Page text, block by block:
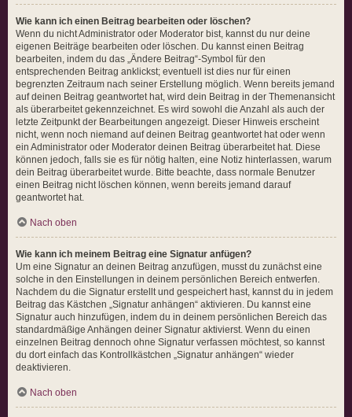
Wie kann ich einen Beitrag bearbeiten oder löschen?
Wenn du nicht Administrator oder Moderator bist, kannst du nur deine
eigenen Beiträge bearbeiten oder löschen. Du kannst einen Beitrag
bearbeiten, indem du das „Ändere Beitrag“-Symbol für den
entsprechenden Beitrag anklickst; eventuell ist dies nur für einen
begrenzten Zeitraum nach seiner Erstellung möglich. Wenn bereits jemand
auf deinen Beitrag geantwortet hat, wird dein Beitrag in der Themenansicht
als überarbeitet gekennzeichnet. Es wird sowohl die Anzahl als auch der
letzte Zeitpunkt der Bearbeitungen angezeigt. Dieser Hinweis erscheint
nicht, wenn noch niemand auf deinen Beitrag geantwortet hat oder wenn
ein Administrator oder Moderator deinen Beitrag überarbeitet hat. Diese
können jedoch, falls sie es für nötig halten, eine Notiz hinterlassen, warum
dein Beitrag überarbeitet wurde. Bitte beachte, dass normale Benutzer
einen Beitrag nicht löschen können, wenn bereits jemand darauf
geantwortet hat.
Nach oben
Wie kann ich meinem Beitrag eine Signatur anfügen?
Um eine Signatur an deinen Beitrag anzufügen, musst du zunächst eine
solche in den Einstellungen in deinem persönlichen Bereich entwerfen.
Nachdem du die Signatur erstellt und gespeichert hast, kannst du in jedem
Beitrag das Kästchen „Signatur anhängen“ aktivieren. Du kannst eine
Signatur auch hinzufügen, indem du in deinem persönlichen Bereich das
standardmäßige Anhängen deiner Signatur aktivierst. Wenn du einen
einzelnen Beitrag dennoch ohne Signatur verfassen möchtest, so kannst
du dort einfach das Kontrollkästchen „Signatur anhängen“ wieder
deaktivieren.
Nach oben